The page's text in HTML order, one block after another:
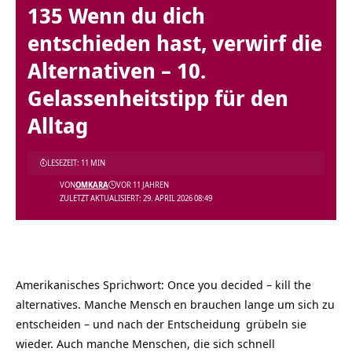
135 Wenn du dich
entschieden hast, verwirf die
Alternativen – 10.
Gelassenheitstipp für den
Alltag
ZULETZT AKTUALISIERT: 29. APRIL 2026 08:49
VONOMKARA VOR 11 JAHREN
LESEZEIT: 11 MIN
Amerikanisches Sprichwort: Once you decided – kill the
alternatives. Manche Mensch en brauchen lange um sich zu
entscheiden – und nach der Entscheidung grübeln sie
wieder. Auch manche Menschen, die sich schnell